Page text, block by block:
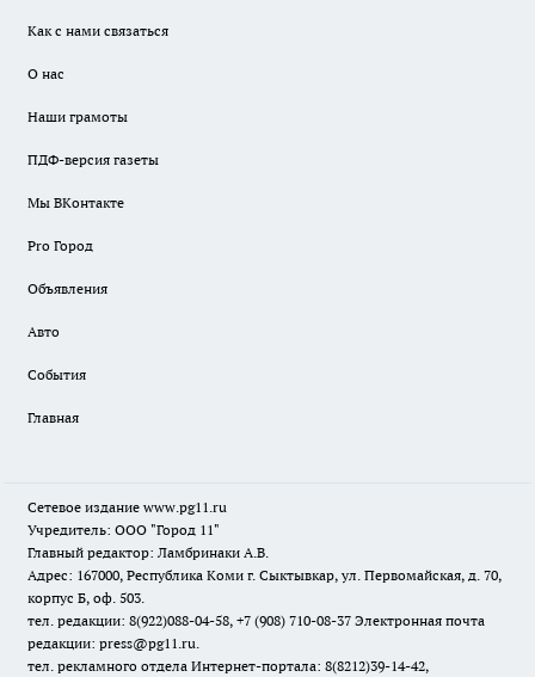
Как с нами связаться
О нас
Наши грамоты
ПДФ-версия газеты
Мы ВКонтакте
Pro Город
Объявления
Авто
События
Главная
Сетевое издание www.pg11.ru
Учредитель: ООО "Город 11"
Главный редактор: Ламбринаки А.В.
Адрес: 167000, Республика Коми г. Сыктывкар, ул. Первомайская, д. 70,
корпус Б, оф. 503.
тел. редакции: 8(922)088-04-58, +7 (908) 710-08-37 Электронная почта
редакции: press@pg11.ru.
тел. рекламного отдела Интернет-портала: 8(8212)39-14-42,